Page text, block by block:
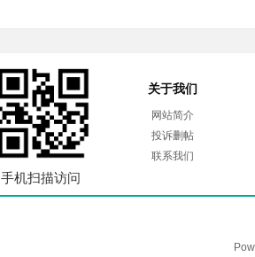
手机扫描访问
关于我们
网站简介
投诉删帖
联系我们